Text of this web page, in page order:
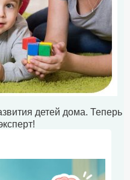
детей дома. Теперь